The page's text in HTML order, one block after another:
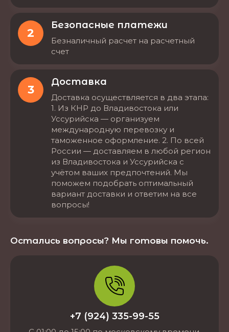
2
Безопасные платежи
Безналичный расчет на расчетный
счет
3
Доставка
Доставка осуществляется в два этапа:
1. Из КНР до Владивостока или
Уссурийска — организуем
международную перевозку и
таможенное оформление. 2. По всей
России — доставляем в любой регион
из Владивостока и Уссурийска с
учётом ваших предпочтений. Мы
поможем подобрать оптимальный
вариант доставки и ответим на все
вопросы!
Остались вопросы? Мы готовы помочь.
+7 (924) 335-99-55